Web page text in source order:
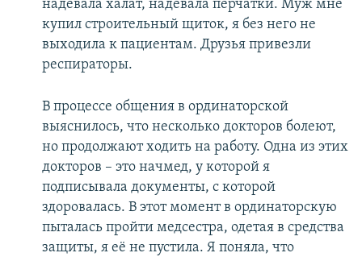
надевала халат, надевала перчатки. Муж мне
купил строительный щиток, я без него не
выходила к пациентам. Друзья привезли
респираторы.
В процессе общения в ординаторской
выяснилось, что несколько докторов болеют,
но продолжают ходить на работу. Одна из этих
докторов – это начмед, у которой я
подписывала документы, с которой
здоровалась. В этот момент в ординаторскую
пыталась пройти медсестра, одетая в средства
защиты, я её не пустила. Я поняла, что